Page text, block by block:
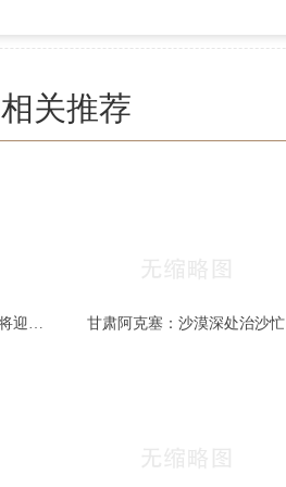
相关推荐
甘肃阿克塞：沙漠深处治沙忙